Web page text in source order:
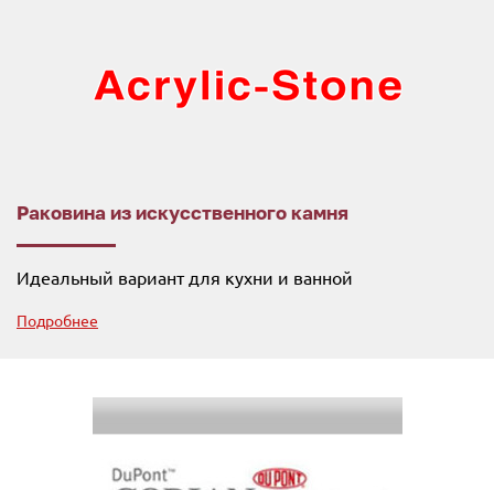
Раковина из искусственного камня
Идеальный вариант для кухни и ванной
Подробнее